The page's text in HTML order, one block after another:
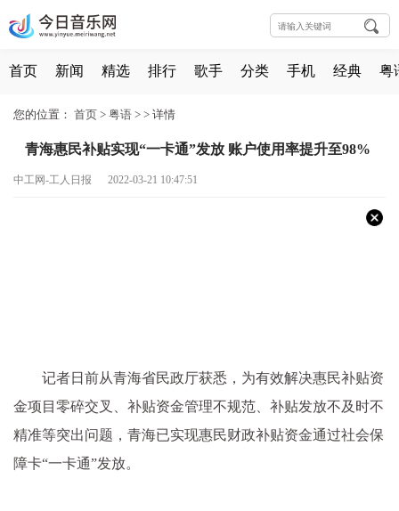
首页 新闻 精选 排行 歌手 分类 手机 经典 粤
您的位置： 首页 > 粤语 > > 详情
青海惠民补贴实现“一卡通”发放 账户使用率提升至98%
中工网-工人日报 2022-03-21 10:47:51
记者日前从青海省民政厅获悉，为有效解决惠民补贴资
金项目零碎交叉、补贴资金管理不规范、补贴发放不及时不
精准等突出问题，青海已实现惠民财政补贴资金通过社会保
障卡“一卡通”发放。